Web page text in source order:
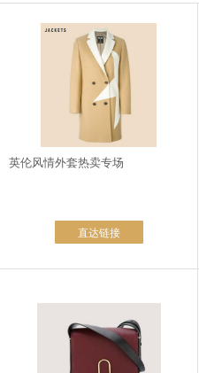
英伦风情外套热卖专场
直达链接